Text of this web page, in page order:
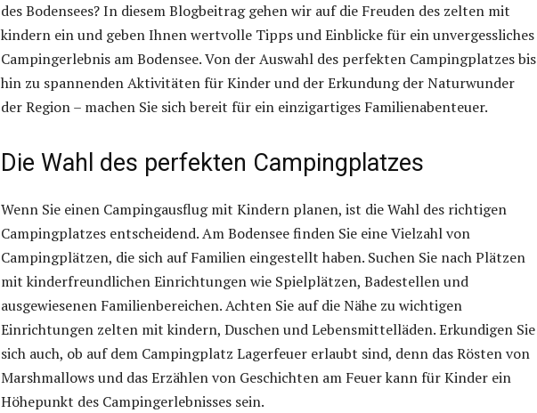
des Bodensees? In diesem Blogbeitrag gehen wir auf die Freuden des zelten mit
kindern ein und geben Ihnen wertvolle Tipps und Einblicke für ein unvergessliches
Campingerlebnis am Bodensee. Von der Auswahl des perfekten Campingplatzes bis
hin zu spannenden Aktivitäten für Kinder und der Erkundung der Naturwunder
der Region – machen Sie sich bereit für ein einzigartiges Familienabenteuer.
Die Wahl des perfekten Campingplatzes
Wenn Sie einen Campingausflug mit Kindern planen, ist die Wahl des richtigen
Campingplatzes entscheidend. Am Bodensee finden Sie eine Vielzahl von
Campingplätzen, die sich auf Familien eingestellt haben. Suchen Sie nach Plätzen
mit kinderfreundlichen Einrichtungen wie Spielplätzen, Badestellen und
ausgewiesenen Familienbereichen. Achten Sie auf die Nähe zu wichtigen
Einrichtungen zelten mit kindern, Duschen und Lebensmittelläden. Erkundigen Sie
sich auch, ob auf dem Campingplatz Lagerfeuer erlaubt sind, denn das Rösten von
Marshmallows und das Erzählen von Geschichten am Feuer kann für Kinder ein
Höhepunkt des Campingerlebnisses sein.